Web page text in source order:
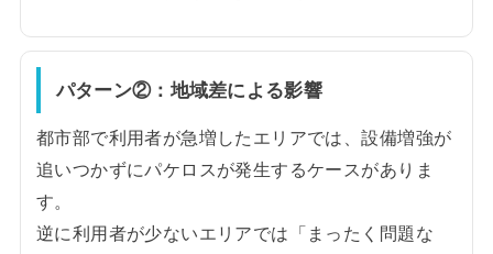
パターン②：地域差による影響
都市部で利用者が急増したエリアでは、設備増強が
追いつかずにパケロスが発生するケースがありま
す。
逆に利用者が少ないエリアでは「まったく問題な